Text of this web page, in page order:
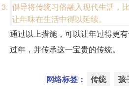
倡导将传统习俗融入现代生活，
让年味在生活中得以延续。
通过以上措施，可以让年过得更
过年，并传承这一宝贵的传统。
网络标签： 传统 孩